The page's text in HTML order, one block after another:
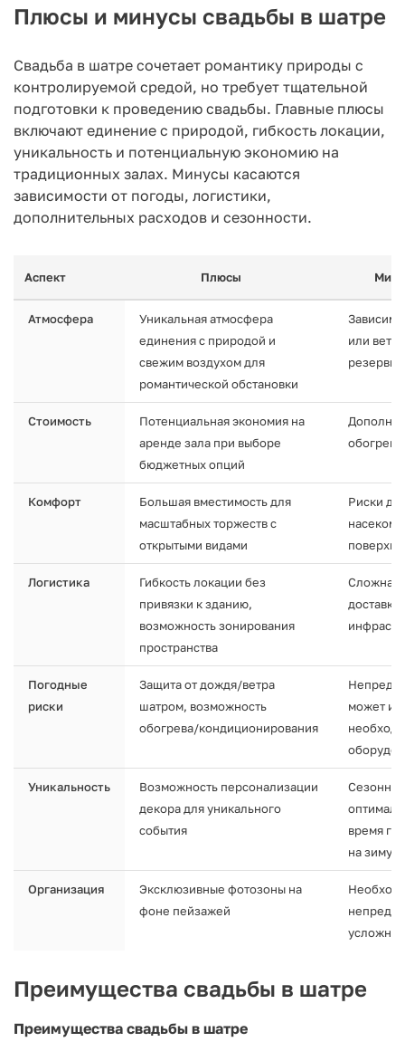
Плюсы и минусы свадьбы в шатре
Свадьба в шатре сочетает романтику природы с
контролируемой средой, но требует тщательной
подготовки к проведению свадьбы. Главные плюсы
включают единение с природой, гибкость локации,
уникальность и потенциальную экономию на
традиционных залах. Минусы касаются
зависимости от погоды, логистики,
дополнительных расходов и сезонности.
Аспект Плюсы
Атмосфера
Уникальная атмосфера
единения с природой и
свежим воздухом для
романтической обстановки
или
Стоимость
Потенциальная экономия на
аренде зала при выборе
бюджетных опций
обогрев,
Комфорт
Большая вместимость для
масштабных торжеств с
открытыми видами
Риски
Логистика
Гибкость локации без
привязки к зданию,
возможность зонирования
пространства
Сложная
Погодные
риски
Защита от дождя/ветра
шатром, возможность
обогрева/кондиционирования
может
Уникальность
Возможность персонализации
декора для уникального
события
время
на зиму
Организация
Эксклюзивные фотозоны на
фоне пейзажей
Преимущества свадьбы в шатре
Преимущества свадьбы в шатре